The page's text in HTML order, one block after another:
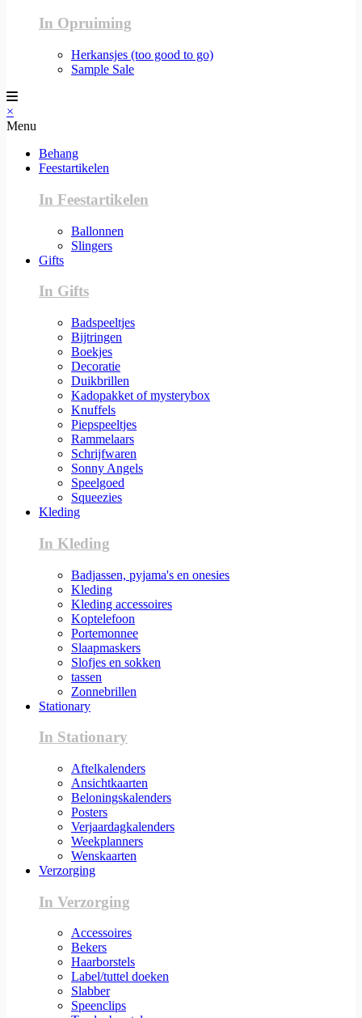
In Opruiming
Herkansjes (too good to go)
Sample Sale
×
Menu
Behang
Feestartikelen
In Feestartikelen
Ballonnen
Slingers
Gifts
In Gifts
Badspeeltjes
Bijtringen
Boekjes
Decoratie
Duikbrillen
Kadopakket of mysterybox
Knuffels
Piepspeeltjes
Rammelaars
Schrijfwaren
Sonny Angels
Speelgoed
Squeezies
Kleding
In Kleding
Badjassen, pyjama's en onesies
Kleding
Kleding accessoires
Koptelefoon
Portemonnee
Slaapmaskers
Slofjes en sokken
tassen
Zonnebrillen
Stationary
In Stationary
Aftelkalenders
Ansichtkaarten
Beloningskalenders
Posters
Verjaardagkalenders
Weekplanners
Wenskaarten
Verzorging
In Verzorging
Accessoires
Bekers
Haarborstels
Label/tuttel doeken
Slabber
Speenclips